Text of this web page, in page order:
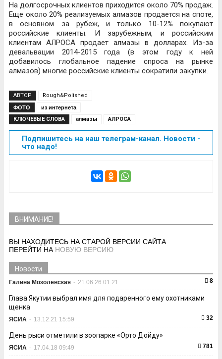
На долгосрочных клиентов приходится около 70% продаж.
Еще около 20% реализуемых алмазов продается на споте,
в основном за рубеж, и только 10-12% покупают
российские клиенты. И зарубежным, и российским
клиентам АЛРОСА продает алмазы в долларах. Из-за
девальвации 2014-2015 года (в этом году к ней
добавилось глобальное падение спроса на рынке
алмазов) многие российские клиенты сократили закупки.
АВТОР Rough&Polished
ФОТО из интернета
КЛЮЧЕВЫЕ СЛОВА алмазы АЛРОСА
Подпишитесь на наш телеграм-канал. Новости -
что надо!
ВНИМАНИЕ!
ВЫ НАХОДИТЕСЬ НА СТАРОЙ ВЕРСИИ САЙТА
ПЕРЕЙТИ НА НОВУЮ ВЕРСИЮ
Новости
Галина Мозолевская - 21.06.26 01:21 8
Глава Якутии выбрал имя для подаренного ему охотниками
щенка
ЯСИА - 13.12.21 15:59 32
День рыси отметили в зоопарке «Орто Дойду»
ЯСИА - 17.04.18 09:49 781